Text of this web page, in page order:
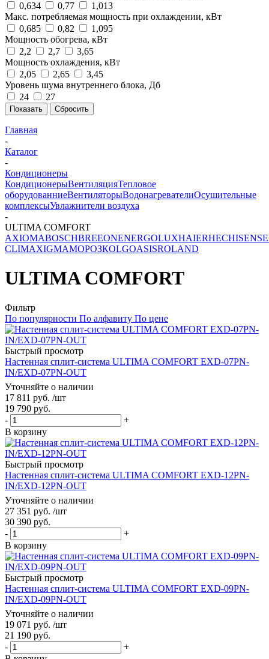
0,634
0,77
1,013
Макс. потребляемая мощность при охлаждении, кВт
0,685
0,82
1,095
Мощность обогрева, кВт
2,2
2,7
3,65
Мощность охлаждения, кВт
2,05
2,65
3,45
Уровень шума внутреннего блока, Дб
24
27
Показать Сбросить
Главная
-
Каталог
-
Кондиционеры
КондиционерыВентиляцияТепловое
оборудованниеВентиляторыВодонагревателиОсушительные
комплексыУвлажнители воздуха
-
ULTIMA COMFORT
AXIOMABOSCHBREEONENERGOLUXHAIERHECHISENSE
CLIMAXIGMAМОРОЗКОLGOASISROLAND
ULTIMA COMFORT
Фильтр
По популярности По алфавиту По цене
Быстрый просмотр
Настенная сплит-система ULTIMA COMFORT EXD-07PN-
IN/EXD-07PN-OUT
Уточняйте о наличии
17 811 руб. /шт
19 790 руб.
-
+
В корзину
Быстрый просмотр
Настенная сплит-система ULTIMA COMFORT EXD-12PN-
IN/EXD-12PN-OUT
Уточняйте о наличии
27 351 руб. /шт
30 390 руб.
-
+
В корзину
Быстрый просмотр
Настенная сплит-система ULTIMA COMFORT EXD-09PN-
IN/EXD-09PN-OUT
Уточняйте о наличии
19 071 руб. /шт
21 190 руб.
-
+